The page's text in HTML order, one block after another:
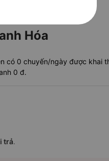
Hóa
có 0 chuyến/ngày được khai
0 đ.
trả.